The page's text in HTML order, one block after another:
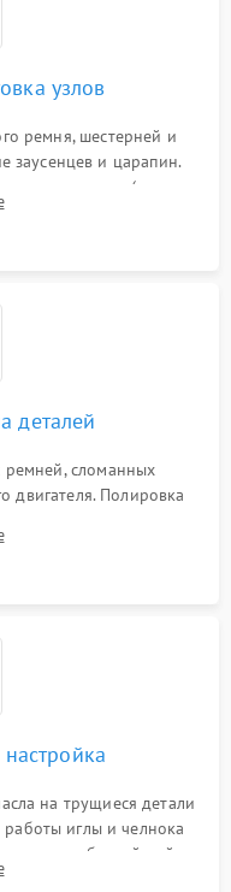
узлов
ремня, шестерней и
заусенцев и царапин.
управления (для
и механизма
деталей
сломанных
двигателя. Полировка
заусенцев.
и пайка элементов на
на трущиеся детали
иглы и челнока
высоты зубчатой рейки,
натяжителей верхней